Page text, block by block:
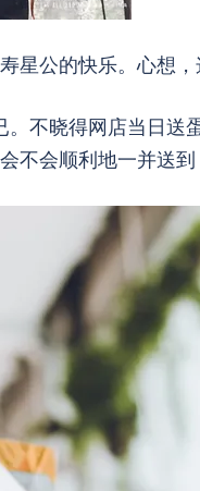
星公的快乐。心想
。不晓得网店当日送
不会顺利地一并送到